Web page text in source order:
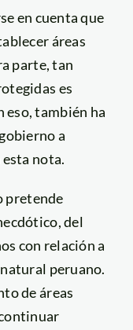
en cuenta que
áreas
parte, tan
es
eso, también ha
a
nota.
pretende
del
con relación a
peruano.
de áreas